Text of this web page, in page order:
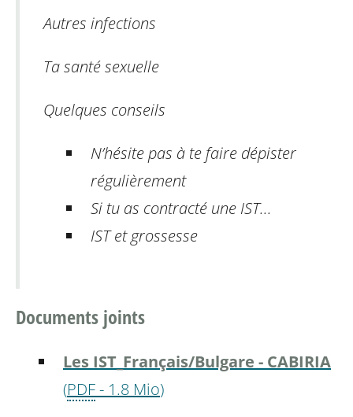
Autres infections
Ta santé sexuelle
Quelques conseils
N’hésite pas à te faire dépister
régulièrement
Si tu as contracté une IST...
IST et grossesse
Documents joints
Les IST_Français/Bulgare - CABIRIA
(PDF- 1.8 Mio)